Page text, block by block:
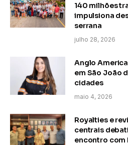
140 milhões
impulsiona
serrana
julho 28, 2026
Anglo
em São João
cidades
maio 4, 2026
Royalties e
centrais
encontro com